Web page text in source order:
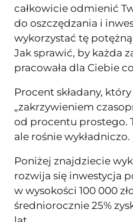
całkowicie odmienić
do oszczędzania i
wykorzystać tę potężną
Jak sprawić, by każda
pracowała dla Ciebie
Procent składany,
„zakrzywieniem
od procentu prostego.
ale rośnie wykładniczo.
Poniżej znajdziecie
rozwija się inwestycja
w wysokości 100 000
średniorocznie 25%